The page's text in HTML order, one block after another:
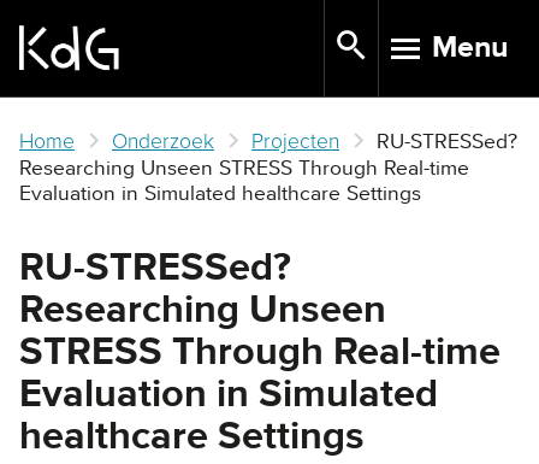
main
TOGGLE
Menu
Home Onderzoek Projecten
RU-STRESSed?
Researching Unseen STRESS Through Real-time
Evaluation in Simulated healthcare Settings
RU-STRESSed?
Researching Unseen
STRESS Through Real-time
Evaluation in Simulated
healthcare Settings